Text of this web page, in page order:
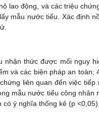
lao động, và các triệu
mẫu nước tiểu. Xác định
nhận thức được mối nguy
và các biện pháp an toàn;
liên quan đến việc
mẫu nước tiểu công
ý nghĩa thống kê (p <0,05).